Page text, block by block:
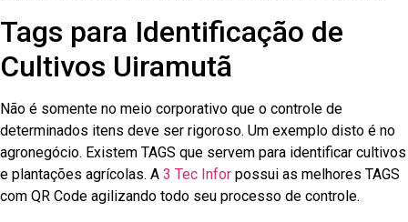
Tags para Identificação de
Cultivos Uiramutã
Não é somente no meio corporativo que o controle de
determinados itens deve ser rigoroso. Um exemplo disto é no
agronegócio. Existem TAGS que servem para identificar cultivos
e plantações agrícolas. A 3 Tec Infor possui as melhores TAGS
com QR Code agilizando todo seu processo de controle.